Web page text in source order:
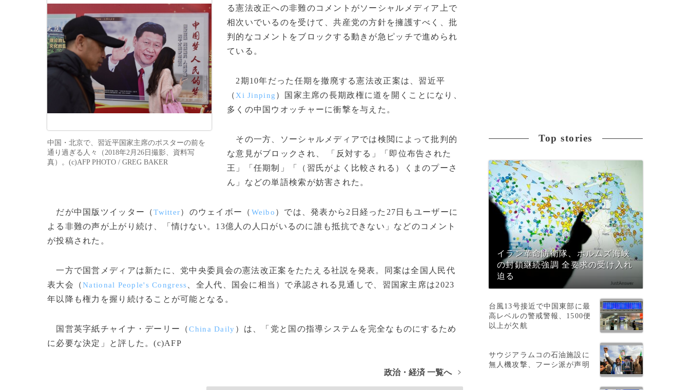
中国・北京で、習近平国家主席のポスターの前を
通り過ぎる人々（2018年2月26日撮影、資料写
真）。(c)AFP PHOTO / GREG BAKER
る憲法改正への非難のコメントがソーシャルメディア上で
相次いでいるのを受けて、共産党の方針を擁護すべく、批
判的なコメントをブロックする動きが急ピッチで進められ
ている。
2期10年だった任期を撤廃する憲法改正案は、習近平
（ Xi Jinping ）国家主席の長期政権に道を開くことになり、
多くの中国ウオッチャーに衝撃を与えた。
その一方、ソーシャルメディアでは検閲によって批判的
な意見がブロックされ、 「反対する」「即位布告された
王」「任期制」「（習氏がよく比較される）くまのプーさ
ん」などの単語検索が妨害された。
だが中国版ツイッター（Twitter）のウェイボー（ Weibo ）では、発表から2日経った27日もユーザーに
よる非難の声が上がり続け、「情けない。13億人の人口がいるのに誰も抵抗できない」などのコメント
が投稿された。
一方で国営メディアは新たに、党中央委員会の憲法改正案をたたえる社説を発表。同案は全国人民代
表大会（National People's Congress
、全人代、国会に相当）で承認される見通しで、習国家主席は2023
年以降も権力を握り続けることが可能となる。
国営英字紙チャイナ・デーリー（China Daily ）は、「党と国の指導システムを完全なものにするため
に必要な決定」と評した。(c)AFP
政治・経済 一覧へ >
Top stories
イラン革命防衛隊、ホルムズ海峡
の封鎖継続強調 全要求の受け入れ
迫る
台風13号接近で中国東部に最
高レベルの警戒警報、1500便
以上が欠航
サウジアラムコの石油施設に
無人機攻撃、フーシ派が声明